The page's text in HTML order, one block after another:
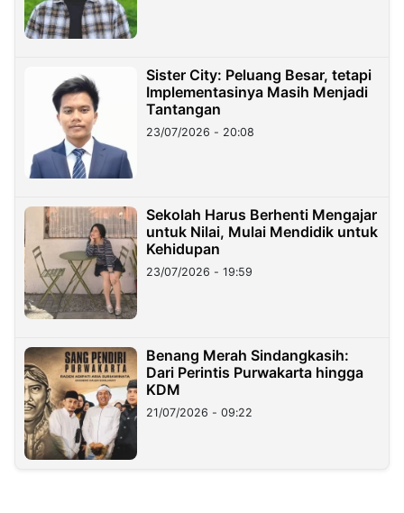
Sister City: Peluang Besar, tetapi
Implementasinya Masih Menjadi
Tantangan
23/07/2026 - 20:08
Sekolah Harus Berhenti Mengajar
untuk Nilai, Mulai Mendidik untuk
Kehidupan
23/07/2026 - 19:59
Benang Merah Sindangkasih:
Dari Perintis Purwakarta hingga
KDM
21/07/2026 - 09:22